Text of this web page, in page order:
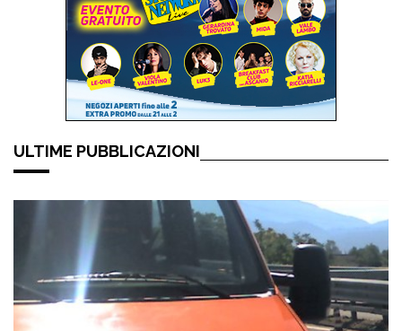
ULTIME PUBBLICAZIONI